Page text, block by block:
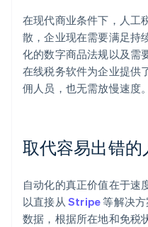
在现代商业条件下，人工
散，企业现在需要满足持
化的数字商品法规以及需
在线税务软件为企业提供
佣人员，也无需放慢速度
取代容易出错的
自动化的真正价值在于速
以直接从 Stripe等解决
数据，根据所在地和免税